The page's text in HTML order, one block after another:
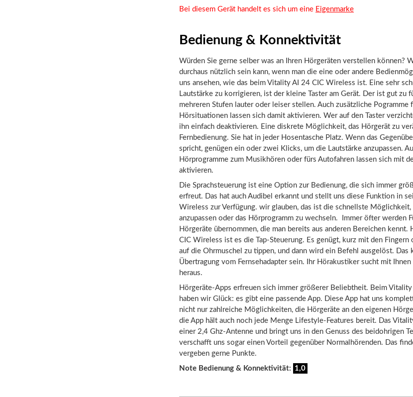
Bei diesem Gerät handelt es sich um eine Eigenmarke
Bedienung & Konnektivität
Würden Sie gerne selber was an Ihren Hörgeräten verstellen können?
durchaus nützlich sein kann, wenn man die eine oder andere
uns ansehen, wie das beim Vitality AI 24 CIC Wireless ist. Eine sehr
Lautstärke zu korrigieren, ist der kleine Taster am Gerät. Der ist gut zu
mehreren Stufen lauter oder leiser stellen. Auch zusätzliche Pogramme
Hörsituationen lassen sich damit aktivieren. Wer auf den Taster
ihn einfach deaktivieren. Eine diskrete Möglichkeit, das Hörgerät zu
Fernbedienung. Sie hat in jeder Hosentasche Platz. Wenn das
spricht, genügen ein oder zwei Klicks, um die Lautstärke anzupassen.
Hörprogramme zum Musikhören oder fürs Autofahren lassen sich mit
aktivieren.
Die Sprachsteuerung ist eine Option zur Bedienung, die sich immer
erfreut. Das hat auch Audibel erkannt und stellt uns diese Funktion in
Wireless zur Verfügung. wir glauben, das ist die schnellste Möglichkeit,
anzupassen oder das Hörprogramm zu wechseln. Immer öfter werden
Hörgeräte übernommen, die man bereits aus anderen Bereichen
CIC Wireless ist es die Tap-Steuerung. Es genügt, kurz mit den Fingern
auf die Ohrmuschel zu tippen, und dann wird ein Befehl ausgelöst. Das
Übertragung vom Fernsehadapter sein. Ihr Hörakustiker sucht mit
heraus.
Hörgeräte-Apps erfreuen sich immer größerer Beliebtheit. Beim
haben wir Glück: es gibt eine passende App. Diese App hat uns
nicht nur zahlreiche Möglichkeiten, die Hörgeräte an den eigenen
die App hält auch noch jede Menge Lifestyle-Features bereit. Das
einer 2,4 Ghz-Antenne und bringt uns in den Genuss des beidohrigen
verschafft uns sogar einen Vorteil gegenüber Normalhörenden. Das
vergeben gerne Punkte.
Note Bedienung & Konnektivität: 1,0